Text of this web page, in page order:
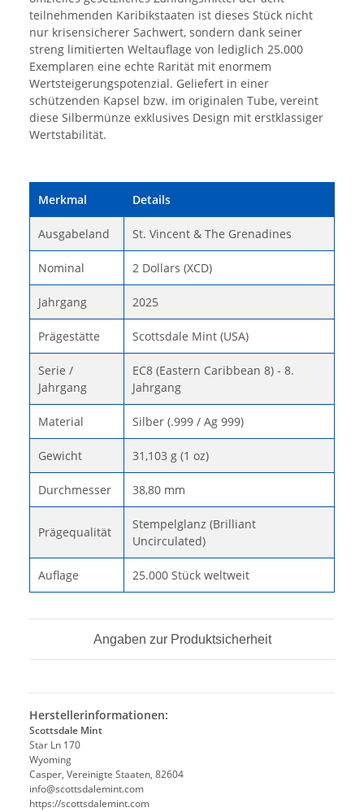
teilnehmenden Karibikstaaten ist dieses Stück nicht
nur krisensicherer Sachwert, sondern dank seiner
streng limitierten Weltauflage von lediglich 25.000
Exemplaren eine echte Rarität mit enormem
Wertsteigerungspotenzial. Geliefert in einer
schützenden Kapsel bzw. im originalen Tube, vereint
diese Silbermünze exklusives Design mit erstklassiger
Wertstabilität.
Merkmal Details
Ausgabeland St. Vincent & The Grenadines
Nominal 2 Dollars (XCD)
Jahrgang 2025
Prägestätte Scottsdale Mint (USA)
Serie /
Jahrgang
EC8 (Eastern Caribbean 8) - 8.
Jahrgang
Material Silber (.999 / Ag 999)
Gewicht 31,103 g (1 oz)
Durchmesser 38,80 mm
Prägequalität
Stempelglanz (Brilliant
Uncirculated)
Auflage 25.000 Stück weltweit
Angaben zur Produktsicherheit
Herstellerinformationen:
Scottsdale Mint
Star Ln 170
Wyoming
Casper, Vereinigte Staaten, 82604
info@scottsdalemint.com
https://scottsdalemint.com